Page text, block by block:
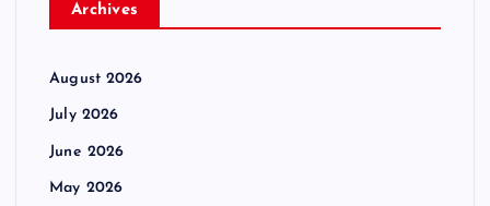
Archives
August 2026
July 2026
June 2026
May 2026